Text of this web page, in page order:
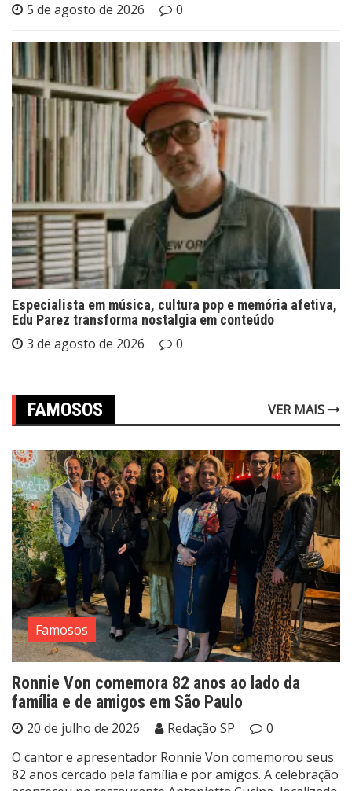
5 de agosto de 2026 0
Especialista em música, cultura pop e memória afetiva,
Edu Parez transforma nostalgia em conteúdo
3 de agosto de 2026 0
FAMOSOS VER MAIS
Famosos
Ronnie Von comemora 82 anos ao lado da
família e de amigos em São Paulo
20 de julho de 2026 Redação SP
0
O cantor e apresentador Ronnie Von comemorou seus
82 anos cercado pela família e por amigos. A celebração